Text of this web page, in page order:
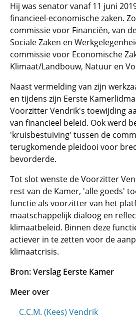
Hij was senator vanaf 11 juni
financieel-economische zaken.
commissie voor Financiën, van
Sociale Zaken en
commissie voor Economische
Klimaat/Landbouw, Natuur en
Naast vermelding van zijn
en tijdens zijn Eerste
Voorzitter Vendrik's toewijding
van financieel beleid. Ook werd
'kruisbestuiving' tussen de
terugkomende pleidooi voor
bevorderde.
Tot slot wenste de Voorzitter
rest van de Kamer, 'alle goeds'
functie als voorzitter van het
maatschappelijk dialoog en
klimaatbeleid. Binnen deze
actiever in te zetten voor de
klimaatcrisis.
Bron: Verslag Eerste Kamer
Meer over
C.C.M. (Kees) Vendrik